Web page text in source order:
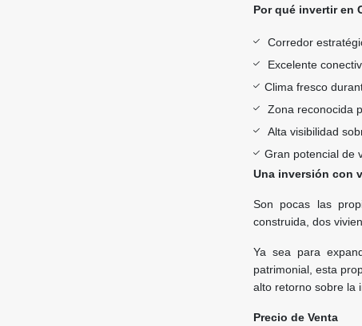
Por qué invertir en
Corredor
Excelente
Clima fresco
Zona reconocida
Alta visibilidad
Gran potencial de
Una inversión con
Son pocas las
construida, dos
Ya sea para
patrimonial, esta
alto retorno sobre la
Precio de Venta